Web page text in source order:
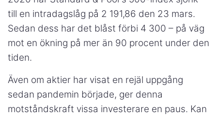
till en intradagslåg på 2 191,86 den 23 mars.
Sedan dess har det blåst förbi 4 300 – på väg
mot en ökning på mer än 90 procent under den
tiden.
Även om aktier har visat en rejäl uppgång
sedan pandemin började, ger denna
motståndskraft vissa investerare en paus. Kan